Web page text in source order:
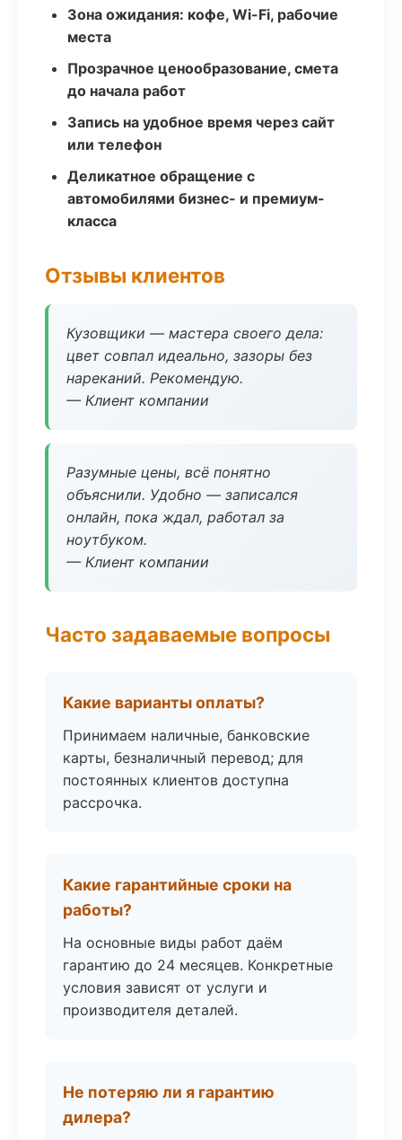
Зона ожидания: кофе, Wi-Fi, рабочие
места
Прозрачное ценообразование, смета
до начала работ
Запись на удобное время через сайт
или телефон
Деликатное обращение с
автомобилями бизнес- и премиум-
класса
Отзывы клиентов
Кузовщики — мастера своего дела:
цвет совпал идеально, зазоры без
нареканий. Рекомендую.
— Клиент компании
Разумные цены, всё понятно
объяснили. Удобно — записался
онлайн, пока ждал, работал за
ноутбуком.
— Клиент компании
Часто задаваемые вопросы
Какие варианты оплаты?
Принимаем наличные, банковские
карты, безналичный перевод; для
постоянных клиентов доступна
рассрочка.
Какие гарантийные сроки на
работы?
На основные виды работ даём
гарантию до 24 месяцев. Конкретные
условия зависят от услуги и
производителя деталей.
Не потеряю ли я гарантию
дилера?